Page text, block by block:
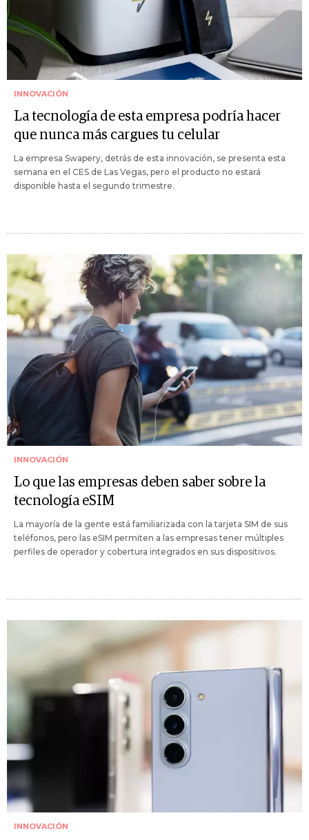
INNOVACIÓN
La tecnología de esta empresa podría hacer
que nunca más cargues tu celular
La empresa Swapery, detrás de esta innovación, se presenta esta
semana en el CES de Las Vegas, pero el producto no estará
disponible hasta el segundo trimestre.
INNOVACIÓN
Lo que las empresas deben saber sobre la
tecnología eSIM
La mayoría de la gente está familiarizada con la tarjeta SIM de sus
teléfonos, pero las eSIM permiten a las empresas tener múltiples
perfiles de operador y cobertura integrados en sus dispositivos.
INNOVACIÓN